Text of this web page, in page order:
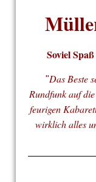
Soviel
"Das Beste
Rundfunk auf
feurigen
wirklich alles